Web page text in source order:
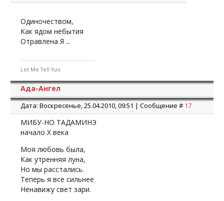
Одиночеством,
Как ядом небытия
Отравлена Я ...
Let Me Tell Yuo
Ада-Ангел
Дата: Воскресенье, 25.04.2010, 09:51 | Сообщение # 17
МИБУ-НО ТАДАМИНЭ
начало X века
Моя любовь была,
Как утренняя луна,
Но мы расстались.
Теперь я все сильнее
Ненавижу свет зари.